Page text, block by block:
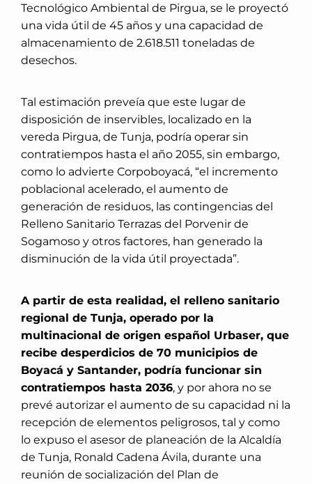
Tecnológico Ambiental de Pirgua, se le proyectó
una vida útil de 45 años y una capacidad de
almacenamiento de 2.618.511 toneladas de
desechos.
Tal estimación preveía que este lugar de
disposición de inservibles, localizado en la
vereda Pirgua, de Tunja, podría operar sin
contratiempos hasta el año 2055, sin embargo,
como lo advierte Corpoboyacá, “el incremento
poblacional acelerado, el aumento de
generación de residuos, las contingencias del
Relleno Sanitario Terrazas del Porvenir de
Sogamoso y otros factores, han generado la
disminución de la vida útil proyectada”.
A partir de esta realidad, el relleno sanitario
regional de Tunja, operado por la
multinacional de origen español Urbaser, que
recibe desperdicios de 70 municipios de
Boyacá y Santander, podría funcionar sin
contratiempos hasta 2036, y por ahora no se
prevé autorizar el aumento de su capacidad ni la
recepción de elementos peligrosos, tal y como
lo expuso el asesor de planeación de la Alcaldía
de Tunja, Ronald Cadena Ávila, durante una
reunión de socialización del Plan de